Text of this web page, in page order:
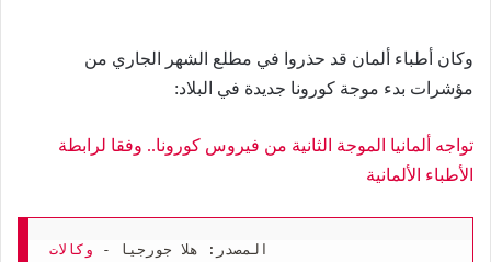
وكان أطباء ألمان قد حذروا في مطلع الشهر الجاري من
مؤشرات بدء موجة كورونا جديدة في البلاد:
تواجه ألمانيا الموجة الثانية من فيروس كورونا.. وفقا لرابطة
الأطباء الألمانية
المصدر: هلا جورجيا - وكالات